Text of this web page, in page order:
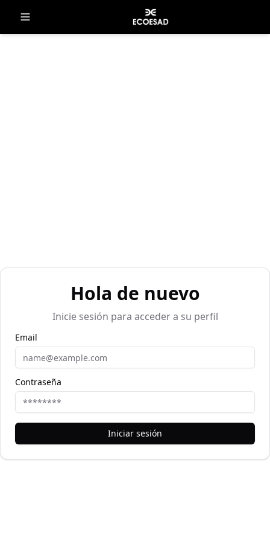
Hola de nuevo
Inicie sesión para acceder a su perfil
Email
Contraseña
Iniciar sesión